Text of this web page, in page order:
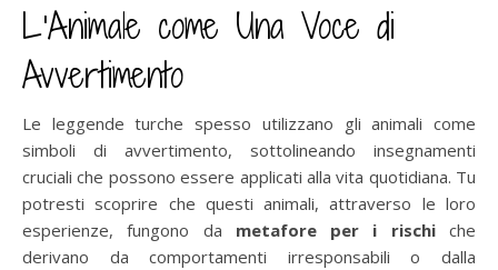
L’Animale come Una Voce di
Avvertimento
Le leggende turche spesso utilizzano gli animali come
simboli di avvertimento, sottolineando insegnamenti
cruciali che possono essere applicati alla vita quotidiana. Tu
potresti scoprire che questi animali, attraverso le loro
esperienze, fungono da metafore per i rischiche
derivano da comportamenti irresponsabili o dalla